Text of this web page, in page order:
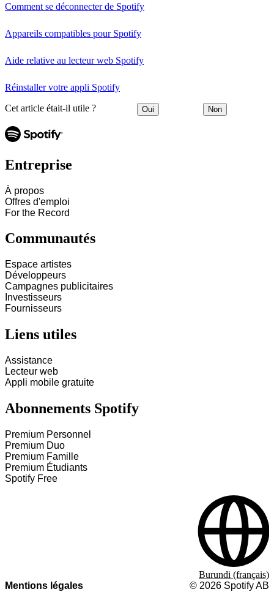
Comment se déconnecter de Spotify
Appareils compatibles pour Spotify
Aide relative au lecteur web Spotify
Réinstaller votre appli Spotify
Cet article était-il utile ? Oui Non
Entreprise
À propos
Offres d'emploi
For the Record
Communautés
Espace artistes
Développeurs
Campagnes publicitaires
Investisseurs
Fournisseurs
Liens utiles
Assistance
Lecteur web
Appli mobile gratuite
Abonnements Spotify
Premium Personnel
Premium Duo
Premium Famille
Premium Étudiants
Spotify Free
Mentions légales
© 2026 Spotify AB
Burundi (français)